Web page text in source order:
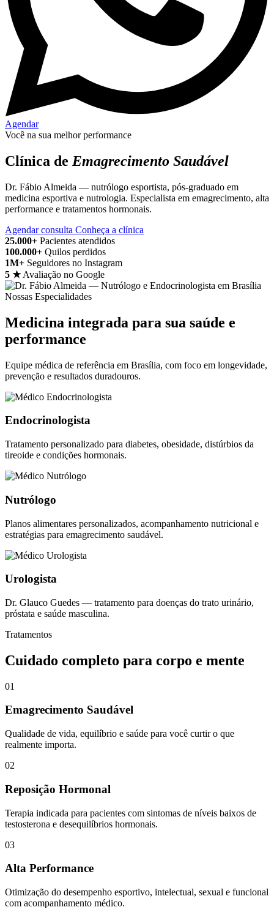
Agendar
Você na sua melhor performance
Clínica de Emagrecimento Saudável
Dr. Fábio Almeida — nutrólogo esportista, pós-graduado em
medicina esportiva e nutrologia. Especialista em emagrecimento, alta
performance e tratamentos hormonais.
Agendar consulta Conheça a clínica
25.000+ Pacientes atendidos
100.000+ Quilos perdidos
1M+ Seguidores no Instagram
5 ★ Avaliação no Google
Nossas Especialidades
Medicina integrada para sua saúde e
performance
Equipe médica de referência em Brasília, com foco em longevidade,
prevenção e resultados duradouros.
Endocrinologista
Tratamento personalizado para diabetes, obesidade, distúrbios da
tireoide e condições hormonais.
Nutrólogo
Planos alimentares personalizados, acompanhamento nutricional e
estratégias para emagrecimento saudável.
Urologista
Dr. Glauco Guedes — tratamento para doenças do trato urinário,
próstata e saúde masculina.
Tratamentos
Cuidado completo para corpo e mente
01
Emagrecimento Saudável
Qualidade de vida, equilíbrio e saúde para você curtir o que
realmente importa.
02
Reposição Hormonal
Terapia indicada para pacientes com sintomas de níveis baixos de
testosterona e desequilíbrios hormonais.
03
Alta Performance
Otimização do desempenho esportivo, intelectual, sexual e funcional
com acompanhamento médico.